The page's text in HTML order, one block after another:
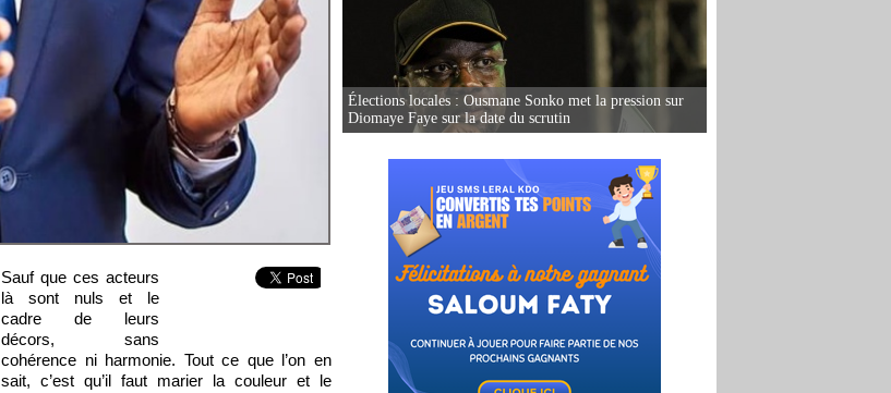
Sauf que ces acteurs
là sont nuls et le
cadre de leurs
décors, sans
cohérence ni harmonie. Tout ce que l’on en
sait, c’est qu’il faut marier la couleur et le
Élections locales : Ousmane Sonko met la pression sur
Diomaye Faye sur la date du scrutin